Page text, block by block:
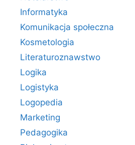
Informatyka
Komunikacja społeczna
Kosmetologia
Literaturoznawstwo
Logika
Logistyka
Logopedia
Marketing
Pedagogika